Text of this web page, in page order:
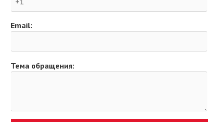
Email:
Тема обращения: